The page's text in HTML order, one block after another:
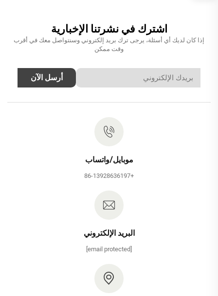
اشترك في نشرتنا الإخبارية
إذا كان لديك أي أسئلة، يرجى ترك بريد إلكتروني وسنتواصل معك في أقرب
وقت ممكن
أرسل الآن
موبايل/واتساب
+86-13928636197
البريد الإلكتروني
[email protected]